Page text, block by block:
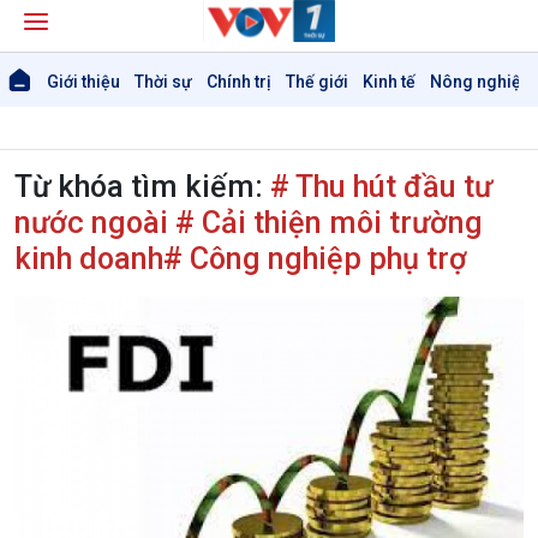
Giới thiệu Thời sự Chính trị Thế giới Kinh tế Nông nghiệp
Giới thiệu
Thời sự
Thời sự 21h30
Chuyên mục
Theo dòng Thời sự
Thế giới
Từ khóa tìm kiếm: # Thu hút đầu tư
nước ngoài # Cải thiện môi trường
kinh doanh# Công nghiệp phụ trợ